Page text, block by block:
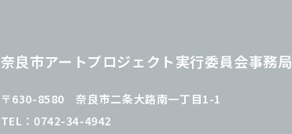
奈良市アートプロジェクト実行委員会事務局
〒630-8580 奈良市二条大路南一丁目1-1
TEL：0742-34-4942